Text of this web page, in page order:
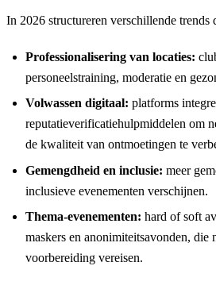
In 2026 structureren verschillende trends
Professionalisering van locaties:
personeelstraining, moderatie en
Volwassen digitaal: platforms
reputatieverificatiehulpmiddelen om
de kwaliteit van ontmoetingen te
Gemengdheid en inclusie: meer
inclusieve evenementen verschijnen.
Thema-evenementen: hard of soft
maskers en anonimiteitsavonden, die
voorbereiding vereisen.